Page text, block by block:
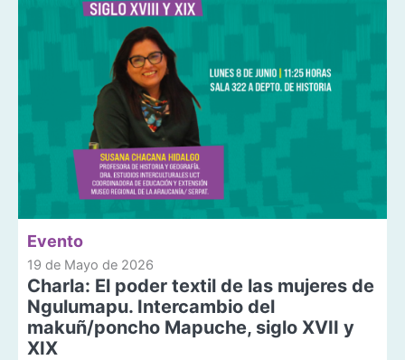
Evento
19 de Mayo de 2026
Charla: El poder textil de las mujeres de
Ngulumapu. Intercambio del
makuñ/poncho Mapuche, siglo XVII y
XIX